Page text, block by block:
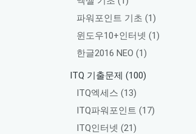
파워포인트 기초 (1)
윈도우10+인터넷 (1)
한글2016 NEO (1)
ITQ 기출문제 (100)
ITQ엑세스 (13)
ITQ파워포인트 (17)
ITQ인터넷 (21)